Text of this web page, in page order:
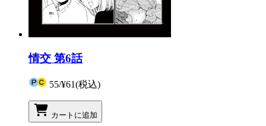
情交 第6話
55/¥61(税込)
カートに追加